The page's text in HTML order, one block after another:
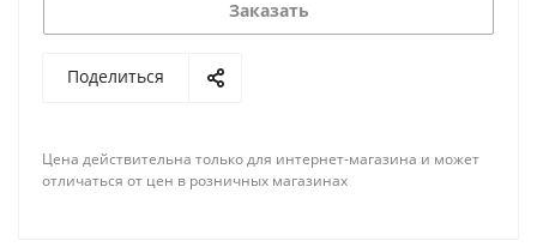
Заказать
Поделиться
Цена действительна только для интернет-магазина и может
отличаться от цен в розничных магазинах